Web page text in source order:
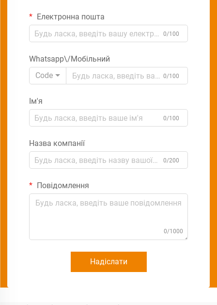
Електронна пошта
0/100
Whatsapp\/Мобільний
Code
0/100
Ім'я
0/100
Назва компанії
0/200
Повідомлення
0/1000
Надіслати